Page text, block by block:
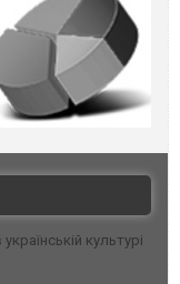
культурі